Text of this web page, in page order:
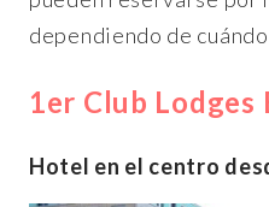
dependiendo de
1er Club
Hotel en el centro